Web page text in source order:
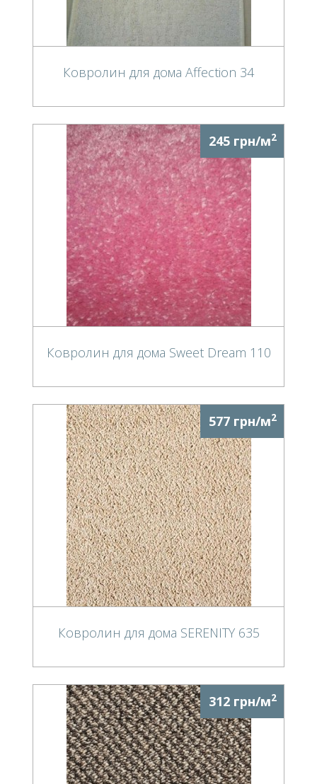
Ковролин для дома Affection 34
245 грн/м2
Ковролин для дома Sweet Dream 110
577 грн/м2
Ковролин для дома SERENITY 635
312 грн/м2